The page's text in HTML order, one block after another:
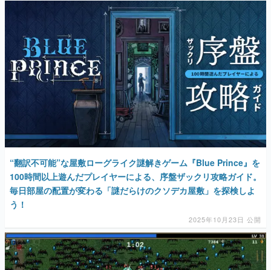
マンガ
女性向け
アプリレビュー
その他
電ファミニコゲーマーとは？
運営：株式会社マレ
“翻訳不可能”な屋敷ローグライク謎解きゲーム『Blue Prince』を
100時間以上遊んだプレイヤーによる、序盤ザックリ攻略ガイド。
毎日部屋の配置が変わる「謎だらけのクソデカ屋敷」を探検しよ
う！
2025年10月23日 公開